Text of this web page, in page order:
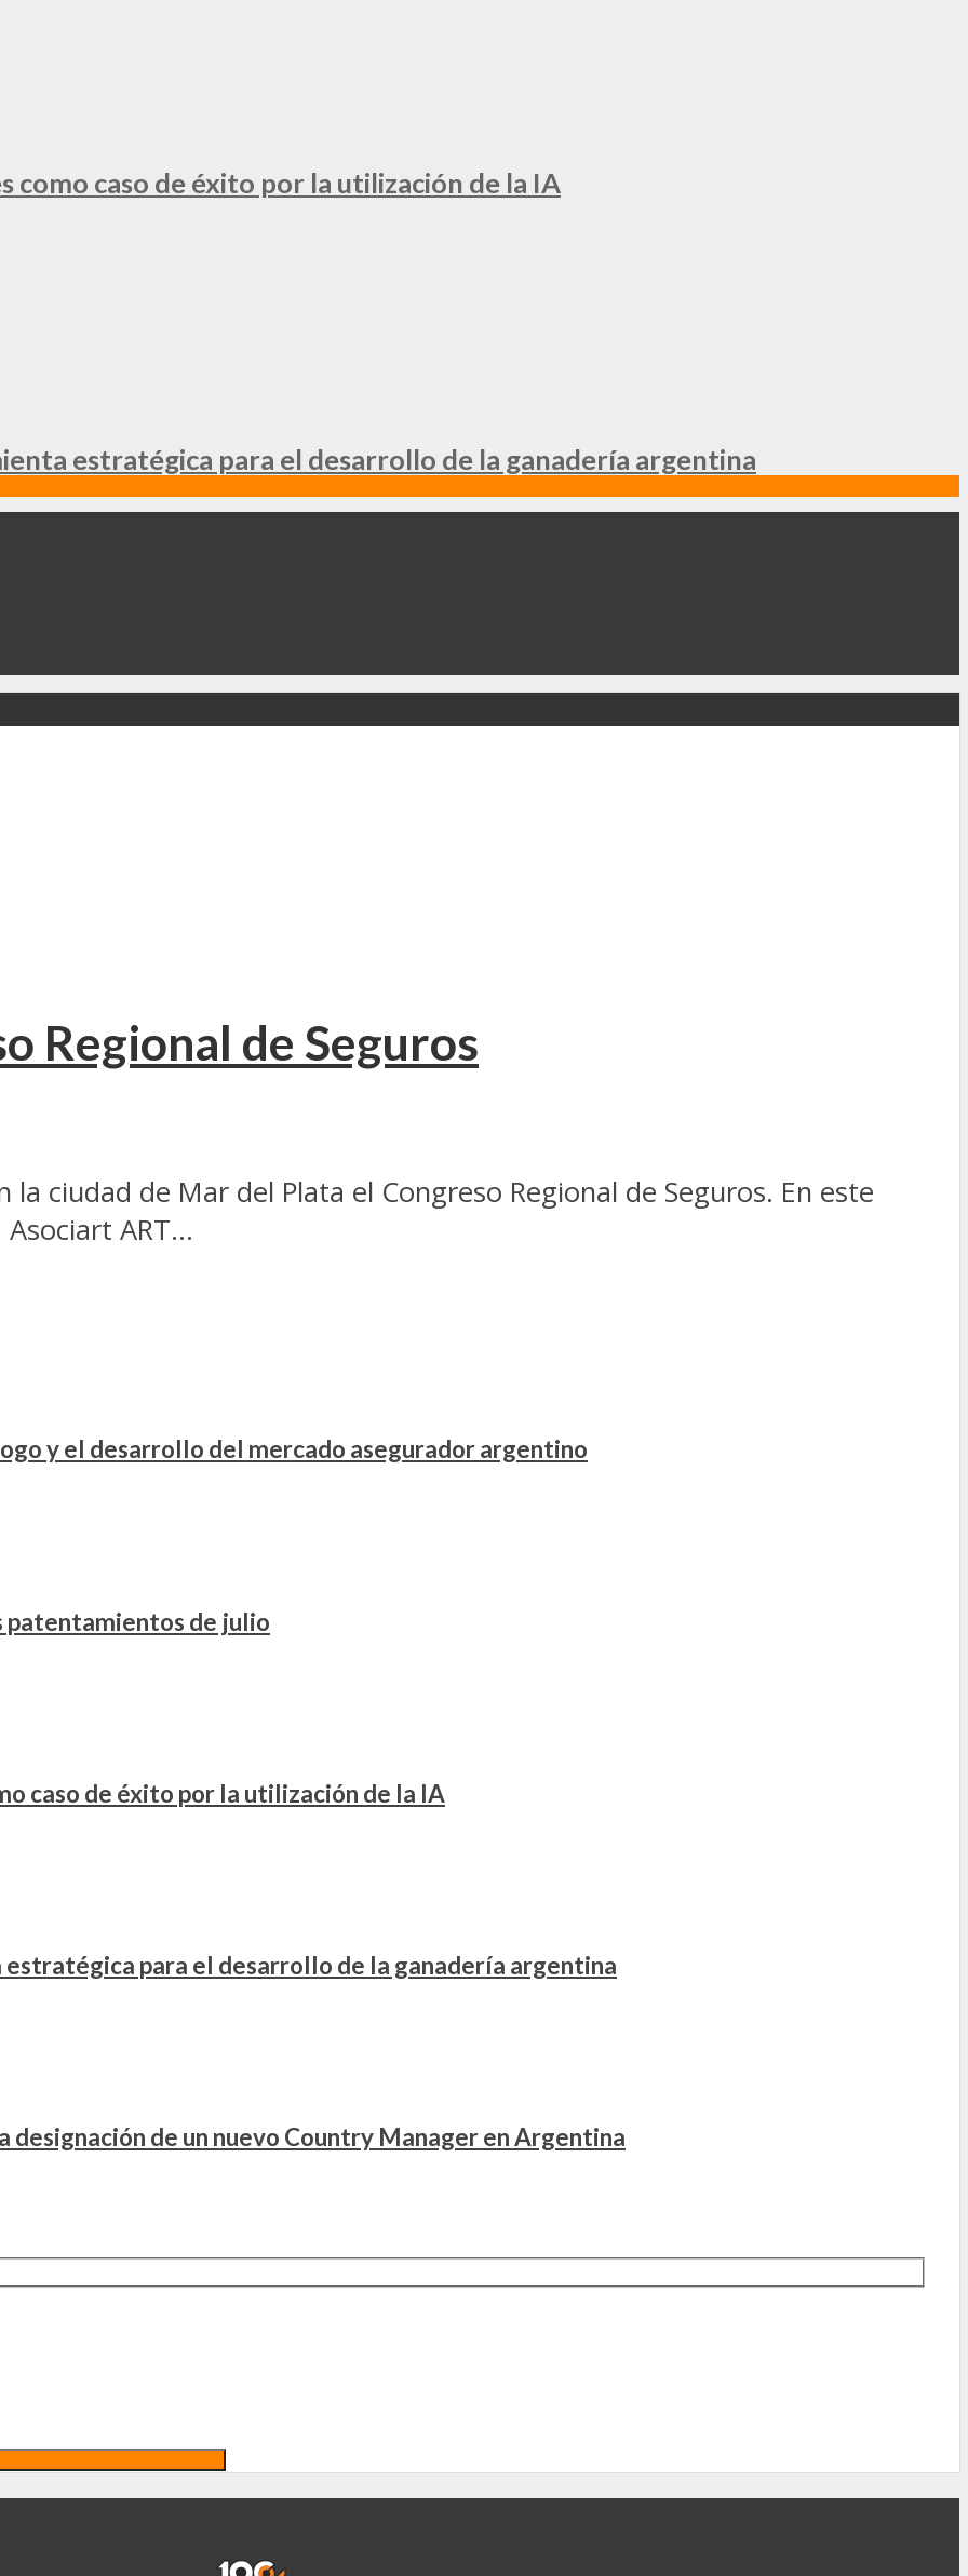
como caso de éxito por la utilización de la IA
estratégica para el desarrollo de la ganadería argentina
Regional de Seguros
ciudad de Mar del Plata el Congreso Regional de Seguros. En este
ART...
y el desarrollo del mercado asegurador argentino
patentamientos de julio
caso de éxito por la utilización de la IA
para el desarrollo de la ganadería argentina
designación de un nuevo Country Manager en Argentina